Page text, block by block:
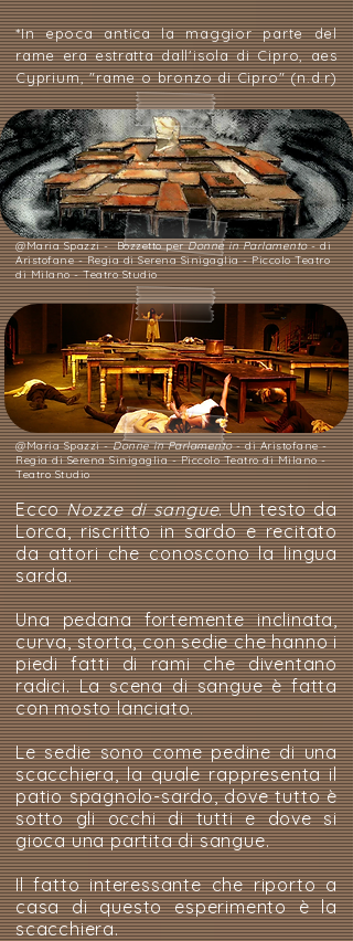
*In epoca anticala maggior parte del
rame era estratta dall'isola di Cipro, aes
Cyprium, "rame o bronzo di Cipro"(n.d.r)
@Maria Spazzi - Bozzetto perDonne in Parlamento- di
Aristofane - Regia di Serena Sinigaglia - Piccolo Teatro
di Milano - Teatro Studio
@Maria Spazzi -Donne in Parlamento- di Aristofane -
Regia di Serena Sinigaglia - Piccolo Teatro di Milano -
Teatro Studio
EccoNozze di sangue. Un testo da
Lorca, riscritto in sardo e recitato
da attori che conoscono la lingua
sarda.
Una pedana fortemente inclinata,
curva, storta, con sedie che hanno i
piedi fatti di rami che diventano
radici. La scena di sangue è fatta
con mosto lanciato.
Le sedie sono come pedine di una
scacchiera, la quale rappresenta il
patio spagnolo-sardo, dove tutto è
sotto gli occhi di tutti e dove si
gioca una partita di sangue.
Il fatto interessante che riporto a
casa di questo esperimento è la
scacchiera.